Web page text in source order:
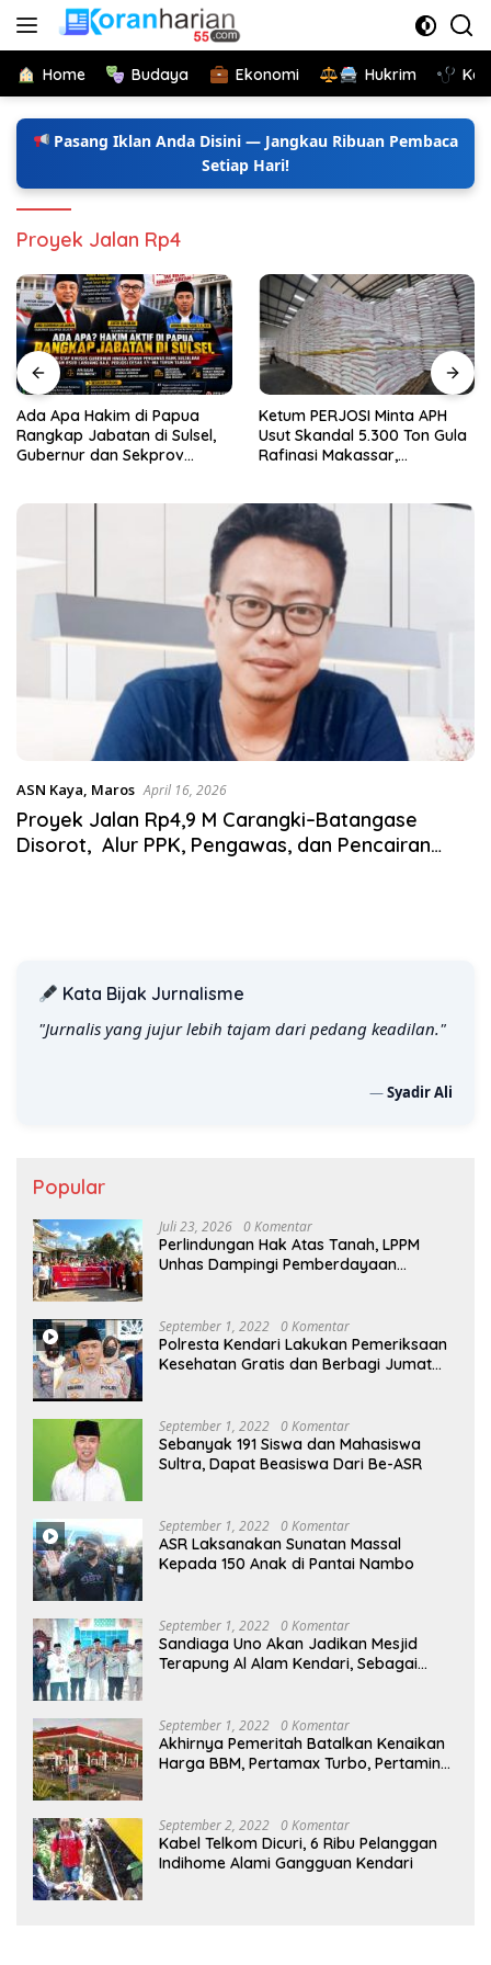
Langsung
Home Budaya Ekonomi Hukrim
Pasang Iklan Anda Disini — Jangkau Ribuan Pembaca
Setiap Hari!
Proyek Jalan Rp4
Ada Apa Hakim di Papua
Rangkap Jabatan di Sulsel,
Gubernur dan Sekprov
Ketum PERJOSI Minta APH
Usut Skandal 5.300 Ton Gula
Rafinasi Makassar,
ASN Kaya, Maros April 16, 2026
Proyek Jalan Rp4,9 M Carangki–Batangase
Disorot, Alur PPK, Pengawas, dan Pencairan
Kata Bijak Jurnalisme
"Jurnalis yang jujur lebih tajam dari pedang keadilan."
—Syadir Ali
Popular
Juli 23, 2026 0 Komentar
Perlindungan Hak Atas Tanah, LPPM
Unhas Dampingi Pemberdayaan
September 1, 2022 0 Komentar
Polresta Kendari Lakukan Pemeriksaan
Kesehatan Gratis dan Berbagi Jumat
September 1, 2022 0 Komentar
Sebanyak 191 Siswa dan Mahasiswa
Sultra, Dapat Beasiswa Dari Be-ASR
September 1, 2022 0 Komentar
ASR Laksanakan Sunatan Massal
Kepada 150 Anak di Pantai Nambo
September 1, 2022 0 Komentar
Sandiaga Uno Akan Jadikan Mesjid
Terapung Al Alam Kendari, Sebagai
September 1, 2022 0 Komentar
Akhirnya Pemeritah Batalkan Kenaikan
Harga BBM, Pertamax Turbo, Pertamina
September 2, 2022 0 Komentar
Kabel Telkom Dicuri, 6 Ribu Pelanggan
Indihome Alami Gangguan Kendari